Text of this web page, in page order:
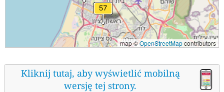
map ©OpenStreetMapcontributors
Kliknij tutaj, aby wyświetlić mobilną
wersję tej strony.